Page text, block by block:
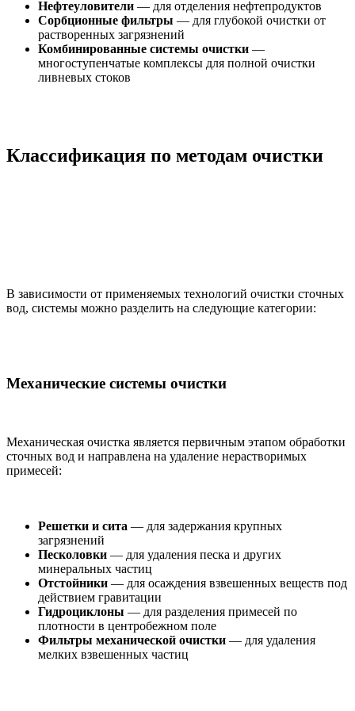
Нефтеуловители — для отделения нефтепродуктов
Сорбционные фильтры — для глубокой очистки от
растворенных загрязнений
Комбинированные системы очистки —
многоступенчатые комплексы для полной очистки
ливневых стоков
Классификация по методам очистки
В зависимости от применяемых технологий очистки сточных
вод, системы можно разделить на следующие категории:
Механические системы очистки
Механическая очистка является первичным этапом обработки
сточных вод и направлена на удаление нерастворимых
примесей:
Решетки и сита — для задержания крупных
загрязнений
Песколовки — для удаления песка и других
минеральных частиц
Отстойники — для осаждения взвешенных веществ под
действием гравитации
Гидроциклоны — для разделения примесей по
плотности в центробежном поле
Фильтры механической очистки — для удаления
мелких взвешенных частиц